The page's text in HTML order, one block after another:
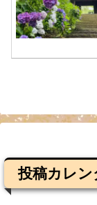
投稿カレン